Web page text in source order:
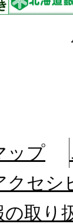
ップ
クセシ
の取り